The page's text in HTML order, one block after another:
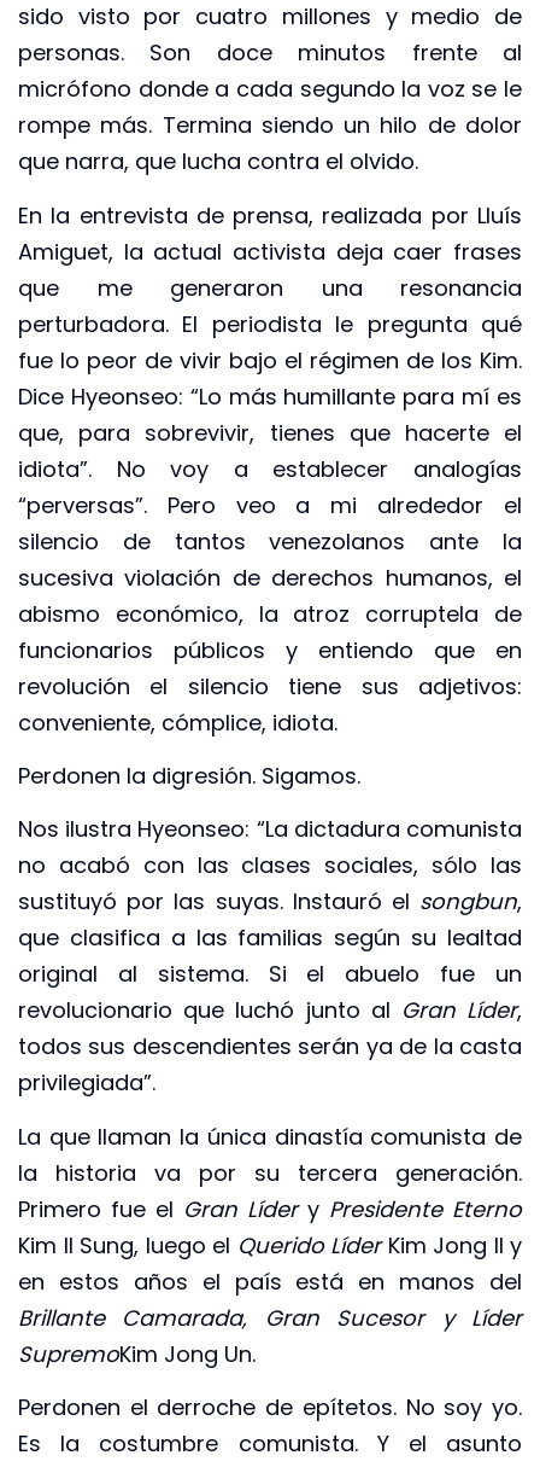
sido visto por cuatro millones y medio de
personas. Son doce minutos frente al
micrófono donde a cada segundo la voz se le
rompe más. Termina siendo un hilo de dolor
que narra, que lucha contra el olvido.
En la entrevista de prensa, realizada por Lluís
Amiguet, la actual activista deja caer frases
que me generaron una resonancia
perturbadora. El periodista le pregunta qué
fue lo peor de vivir bajo el régimen de los Kim.
Dice Hyeonseo: “Lo más humillante para mí es
que, para sobrevivir, tienes que hacerte el
idiota”. No voy a establecer analogías
“perversas”. Pero veo a mi alrededor el
silencio de tantos venezolanos ante la
sucesiva violación de derechos humanos, el
abismo económico, la atroz corruptela de
funcionarios públicos y entiendo que en
revolución el silencio tiene sus adjetivos:
conveniente, cómplice, idiota.
Perdonen la digresión. Sigamos.
Nos ilustra Hyeonseo: “La dictadura comunista
no acabó con las clases sociales, sólo las
sustituyó por las suyas. Instauró el songbun,
que clasifica a las familias según su lealtad
original al sistema. Si el abuelo fue un
revolucionario que luchó junto al Gran Líder,
todos sus descendientes serán ya de la casta
privilegiada”.
La que llaman la única dinastía comunista de
la historia va por su tercera generación.
Primero fue el Gran Lídery Presidente Eterno
Kim II Sung, luego el Querido LíderKim Jong II y
en estos años el país está en manos del
Brillante Camarada, Gran Sucesor y Líder
SupremoKim Jong Un.
Perdonen el derroche de epítetos. No soy yo.
Es la costumbre comunista. Y el asunto